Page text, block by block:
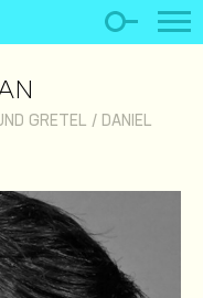
GRETEL / DANIEL